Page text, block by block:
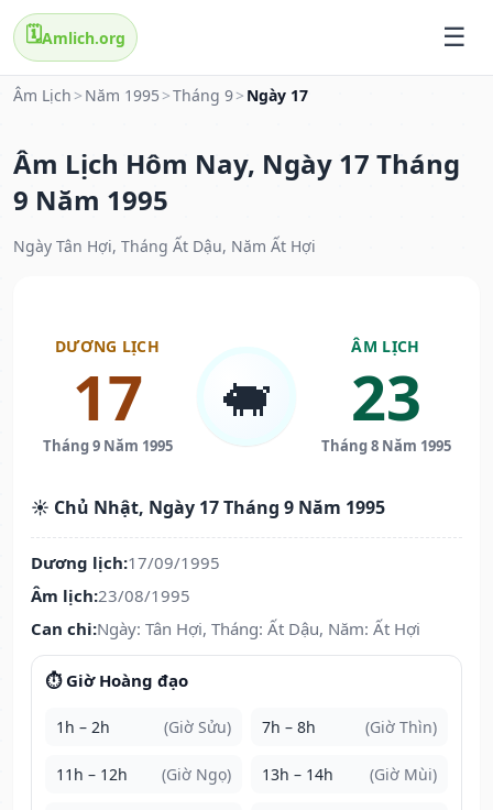
🗓️Amlich.org
Âm Lịch > Năm 1995 >Tháng 9> Ngày 17
Âm Lịch Hôm Nay, Ngày 17 Tháng
9 Năm 1995
Ngày Tân Hợi, Tháng Ất Dậu, Năm Ất Hợi
DƯƠNG LỊCH
17
Tháng 9 Năm 1995
🐖
ÂM LỊCH
23
Tháng 8 Năm 1995
☀️ Chủ Nhật, Ngày 17 Tháng 9 Năm 1995
Dương lịch:17/09/1995
Âm lịch:23/08/1995
Can chi:Ngày: Tân Hợi, Tháng: Ất Dậu, Năm: Ất Hợi
⏱️ Giờ Hoàng đạo
1h – 2h (Giờ Sửu) 7h – 8h (Giờ Thìn)
11h – 12h (Giờ Ngọ) 13h – 14h (Giờ Mùi)